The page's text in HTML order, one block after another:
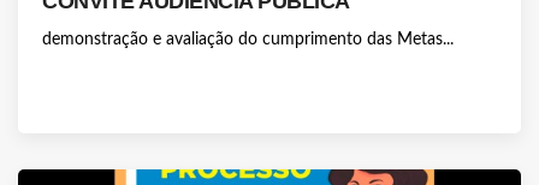
demonstração e avaliação do cumprimento das Metas...